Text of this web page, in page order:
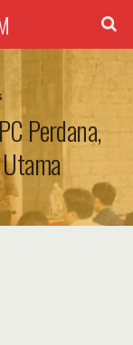
Perdana,